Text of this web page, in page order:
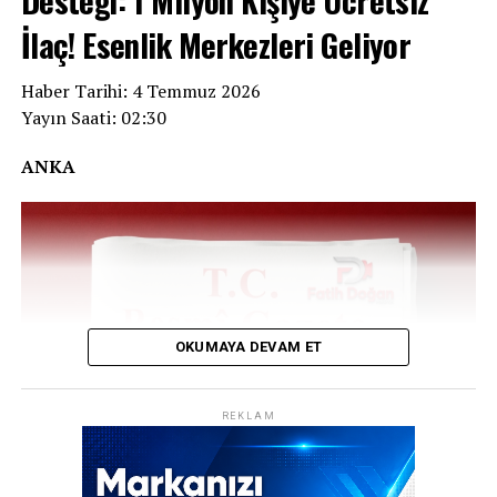
İlaç! Esenlik Merkezleri Geliyor
Haber Tarihi: 4 Temmuz 2026
Yayın Saati: 02:30
ANKA
ANKARA – Sağlık alanında iki önemli düzenleme birden
OKUMAYA DEVAM ET
REKLAM